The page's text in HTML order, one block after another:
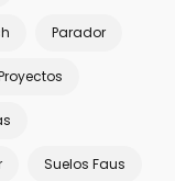
Parador
Suelos Faus